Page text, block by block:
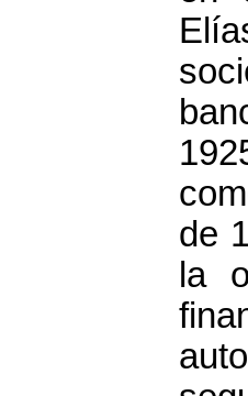
de
la